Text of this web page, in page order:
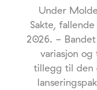
Under
Sakte,
2026. -
variasjon
tillegg til den